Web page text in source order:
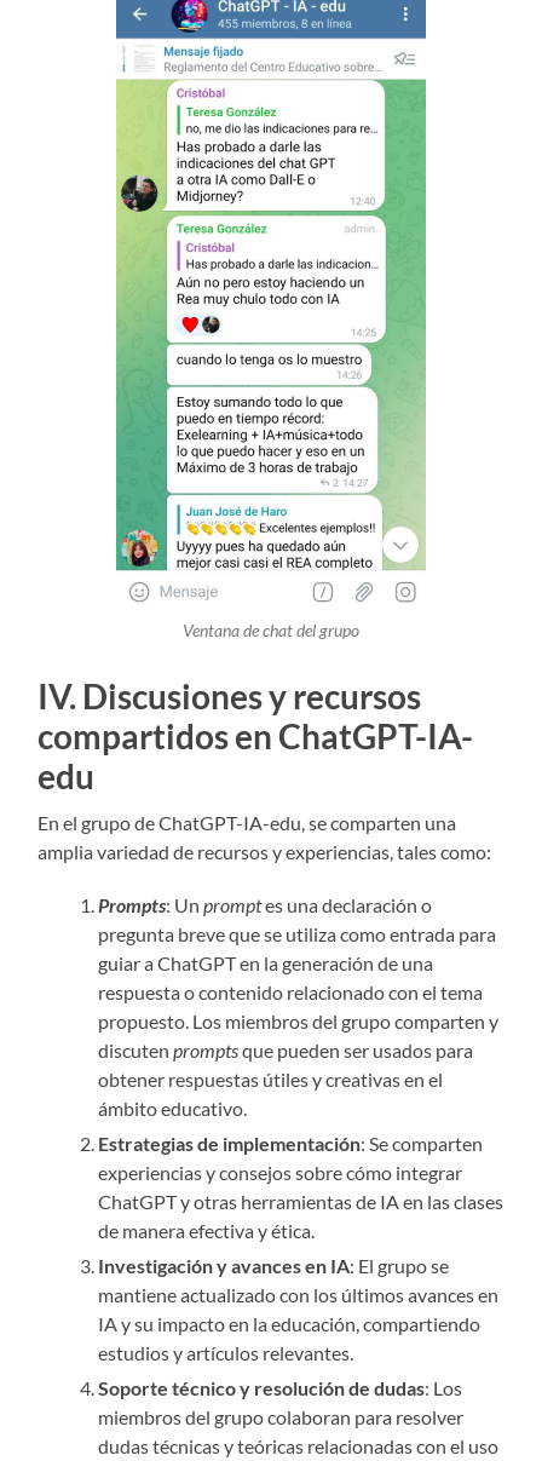
Ventana de chat del grupo
IV. Discusiones y recursos
compartidos en ChatGPT-IA-
edu
En el grupo de ChatGPT-IA-edu, se comparten una
amplia variedad de recursos y experiencias, tales como:
Prompts: Un promptes una declaración o
pregunta breve que se utiliza como entrada para
guiar a ChatGPT en la generación de una
respuesta o contenido relacionado con el tema
propuesto. Los miembros del grupo comparten y
discuten promptsque pueden ser usados para
obtener respuestas útiles y creativas en el
ámbito educativo.
Estrategias de implementación: Se comparten
experiencias y consejos sobre cómo integrar
ChatGPT y otras herramientas de IA en las clases
de manera efectiva y ética.
Investigación y avances en IA: El grupo se
mantiene actualizado con los últimos avances en
IA y su impacto en la educación, compartiendo
estudios y artículos relevantes.
Soporte técnico y resolución de dudas: Los
miembros del grupo colaboran para resolver
dudas técnicas y teóricas relacionadas con el uso